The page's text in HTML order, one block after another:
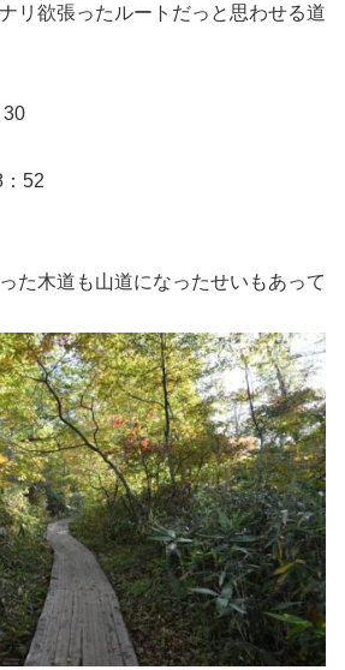
リ欲張ったルートだっと思わせる道
30
52
た木道も山道になったせいもあって